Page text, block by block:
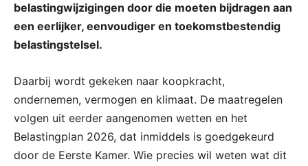
belastingwijzigingen door die moeten bijdragen aan
een eerlijker, eenvoudiger en toekomstbestendig
belastingstelsel.
Daarbij wordt gekeken naar koopkracht,
ondernemen, vermogen en klimaat. De maatregelen
volgen uit eerder aangenomen wetten en het
Belastingplan 2026, dat inmiddels is goedgekeurd
door de Eerste Kamer. Wie precies wil weten wat dit